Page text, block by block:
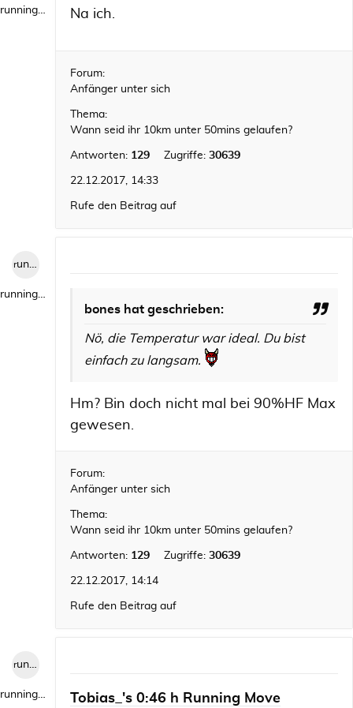
runningwild1 Na ich.
Forum:
Anfänger unter sich
Thema:
Wann seid ihr 10km unter 50mins gelaufen?
Antworten: 129 Zugriffe: 30639
22.12.2017, 14:33
Rufe den Beitrag auf
runningwild1
runningwild1
bones hat geschrieben:
Nö, die Temperatur war ideal. Du bist
einfach zu langsam.
Hm? Bin doch nicht mal bei 90%HF Max
gewesen.
Forum:
Anfänger unter sich
Thema:
Wann seid ihr 10km unter 50mins gelaufen?
Antworten: 129 Zugriffe: 30639
22.12.2017, 14:14
Rufe den Beitrag auf
runningwild1
runningwild1 Tobias_'s 0:46 h Running Move